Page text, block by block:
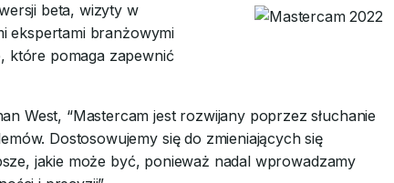
beta, wizyty w
ekspertami branżowymi
które pomaga zapewnić
West, “Mastercam jest rozwijany poprzez słuchanie
Dostosowujemy się do zmieniających się
jakie może być, ponieważ nadal wprowadzamy